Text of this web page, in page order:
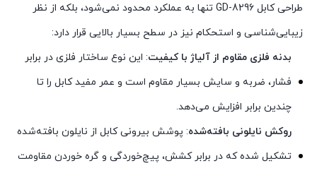
طراحی کابل GD-8296 تنها به عملکرد محدود نمی‌شود، بلکه از نظر
زیبایی‌شناسی و استحکام نیز در سطح بسیار بالایی قرار دارد:
بدنه فلزی مقاوم از آلیاژ با کیفیت: این نوع ساختار فلزی در برابر
فشار، ضربه و سایش بسیار مقاوم است و عمر مفید کابل را تا
چندین برابر افزایش می‌دهد.
روکش نایلونی بافته‌شده: پوشش بیرونی کابل از نایلون بافته‌شده
تشکیل شده که در برابر کشش، پیچ‌خوردگی و گره خوردن مقاومت